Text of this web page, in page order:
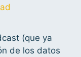
(que ya
de los datos